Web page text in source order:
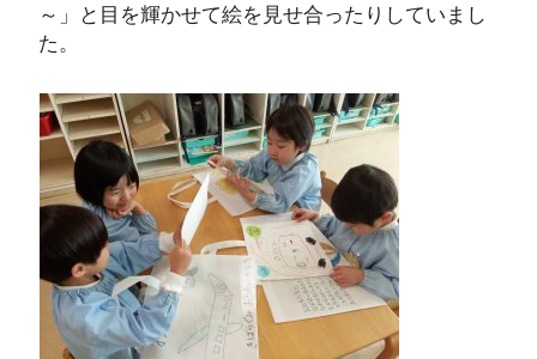
～」と目を輝かせて絵を見せ合ったりしていまし
た。